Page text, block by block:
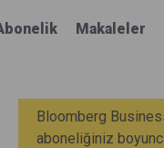
Makaleler
Bloomberg
aboneliğiniz